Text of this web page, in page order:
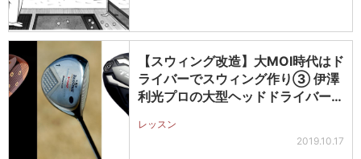
【スウィング改造】大MOI時代はド
ライバーでスウィング作り③ 伊澤
利光プロの大型ヘッドドライバー克
レッスン
2019.10.17